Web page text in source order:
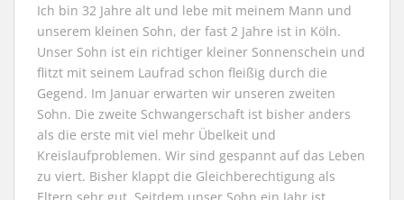
Ich bin 32 Jahre alt und lebe mit meinem Mann und
unserem kleinen Sohn, der fast 2 Jahre ist in Köln.
Unser Sohn ist ein richtiger kleiner Sonnenschein und
flitzt mit seinem Laufrad schon fleißig durch die
Gegend. Im Januar erwarten wir unseren zweiten
Sohn. Die zweite Schwangerschaft ist bisher anders
als die erste mit viel mehr Übelkeit und
Kreislaufproblemen. Wir sind gespannt auf das Leben
zu viert. Bisher klappt die Gleichberechtigung als